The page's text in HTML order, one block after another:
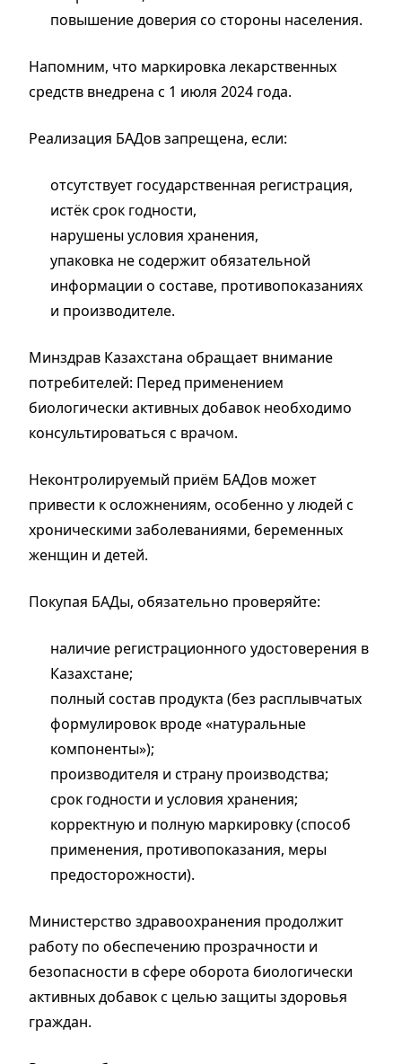
повышение доверия со стороны населения.
Напомним, что маркировка лекарственных
средств внедрена с 1 июля 2024 года.
Реализация БАДов запрещена, если:
отсутствует государственная регистрация,
истёк срок годности,
нарушены условия хранения,
упаковка не содержит обязательной
информации о составе, противопоказаниях
и производителе.
Минздрав Казахстана обращает внимание
потребителей: Перед применением
биологически активных добавок необходимо
консультироваться с врачом.
Неконтролируемый приём БАДов может
привести к осложнениям, особенно у людей с
хроническими заболеваниями, беременных
женщин и детей.
Покупая БАДы, обязательно проверяйте:
наличие регистрационного удостоверения в
Казахстане;
полный состав продукта (без расплывчатых
формулировок вроде «натуральные
компоненты»);
производителя и страну производства;
срок годности и условия хранения;
корректную и полную маркировку (способ
применения, противопоказания, меры
предосторожности).
Министерство здравоохранения продолжит
работу по обеспечению прозрачности и
безопасности в сфере оборота биологически
активных добавок с целью защиты здоровья
граждан.